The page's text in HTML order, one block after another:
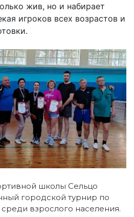
жив, но и набирает
игроков всех возрастов и
школы Сельцо
городской турнир по
взрослого населения.